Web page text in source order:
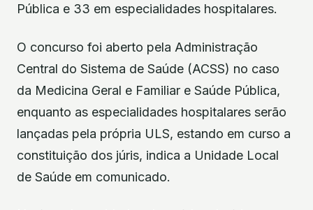
Pública e 33 em especialidades hospitalares.
O concurso foi aberto pela Administração
Central do Sistema de Saúde (ACSS) no caso
da Medicina Geral e Familiar e Saúde Pública,
enquanto as especialidades hospitalares serão
lançadas pela própria ULS, estando em curso a
constituição dos júris, indica a Unidade Local
de Saúde em comunicado.